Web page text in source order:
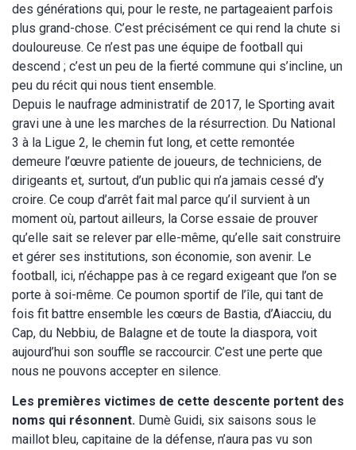
des générations qui, pour le reste, ne partageaient parfois
plus grand-chose. C’est précisément ce qui rend la chute si
douloureuse. Ce n’est pas une équipe de football qui
descend ; c’est un peu de la fierté commune qui s’incline, un
peu du récit qui nous tient ensemble.
Depuis le naufrage administratif de 2017, le Sporting avait
gravi une à une les marches de la résurrection. Du National
3 à la Ligue 2, le chemin fut long, et cette remontée
demeure l’œuvre patiente de joueurs, de techniciens, de
dirigeants et, surtout, d’un public qui n’a jamais cessé d’y
croire. Ce coup d’arrêt fait mal parce qu’il survient à un
moment où, partout ailleurs, la Corse essaie de prouver
qu’elle sait se relever par elle-même, qu’elle sait construire
et gérer ses institutions, son économie, son avenir. Le
football, ici, n’échappe pas à ce regard exigeant que l’on se
porte à soi-même. Ce poumon sportif de l’île, qui tant de
fois fit battre ensemble les cœurs de Bastia, d’Aiacciu, du
Cap, du Nebbiu, de Balagne et de toute la diaspora, voit
aujourd’hui son souffle se raccourcir. C’est une perte que
nous ne pouvons accepter en silence.
Les premières victimes de cette descente portent des
noms qui résonnent. Dumè Guidi, six saisons sous le
maillot bleu, capitaine de la défense, n’aura pas vu son